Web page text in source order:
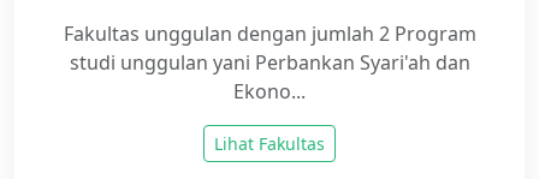
Fakultas unggulan dengan jumlah 2 Program
studi unggulan yani Perbankan Syari'ah dan
Ekono...
Lihat Fakultas